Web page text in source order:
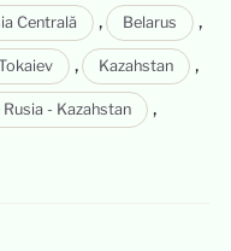
Centrală , Belarus ,
, Kazahstan ,
Rusia - Kazahstan ,